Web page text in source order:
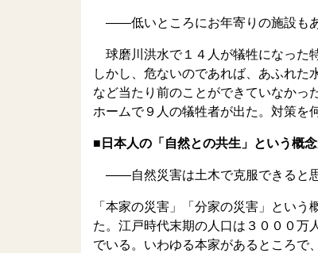
――低いところにお年寄りの施設もあ
球磨川洪水で１４人が犠牲になった
しかし、危ないのであれば、あふれた
など当たり前のことができていなかっ
ホームで９人の犠牲者が出た。対策を
■日本人の「自然との共生」という概
――自然災害は土木で克服できると思
「本家の災害」「分家の災害」とい
た。江戸時代末期の人口は３０００万
でいる。いわゆる本家があるところで